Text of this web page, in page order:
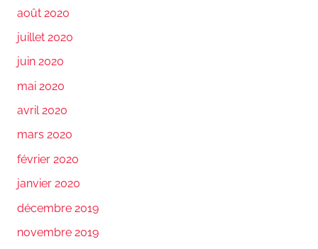
août 2020
juillet 2020
juin 2020
mai 2020
avril 2020
mars 2020
février 2020
janvier 2020
décembre 2019
novembre 2019